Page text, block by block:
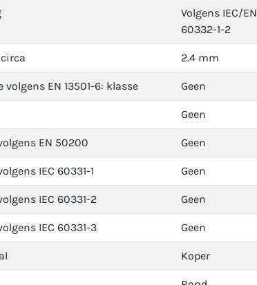
Volgens IEC/EN
60332-1-2
2.4 mm
EN 13501-6: klasse Geen
Geen
EN 50200 Geen
IEC 60331-1 Geen
IEC 60331-2 Geen
IEC 60331-3 Geen
Koper